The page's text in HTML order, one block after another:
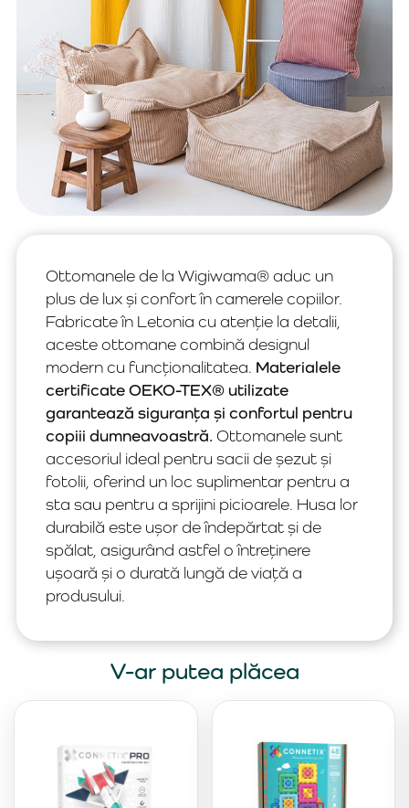
Ottomanele de la Wigiwama® aduc un
plus de lux și confort în camerele copiilor.
Fabricate în Letonia cu atenție la detalii,
aceste ottomane combină designul
modern cu funcționalitatea. Materialele
certificate OEKO-TEX® utilizate
garantează siguranța și confortul pentru
copiii dumneavoastră. Ottomanele sunt
accesoriul ideal pentru sacii de șezut și
fotolii, oferind un loc suplimentar pentru a
sta sau pentru a sprijini picioarele. Husa lor
durabilă este ușor de îndepărtat și de
spălat, asigurând astfel o întreținere
ușoară și o durată lungă de viață a
produsului.
V-ar putea plăcea